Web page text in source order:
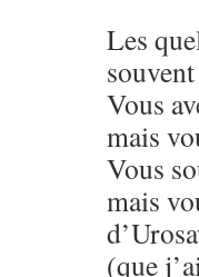
Les
Vous
mais
Vous
mais
(que